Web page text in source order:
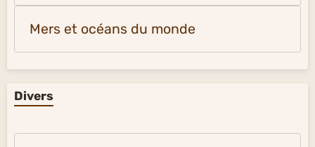
Mers et océans du monde
Divers